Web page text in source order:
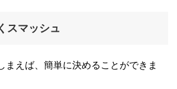
スマッシュ
まえば、簡単に決めることができま